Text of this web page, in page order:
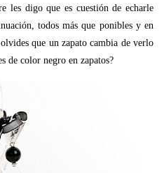
les digo que es cuestión de echarle
todos más que ponibles y en
que un zapato cambia de verlo
de color negro en zapatos?